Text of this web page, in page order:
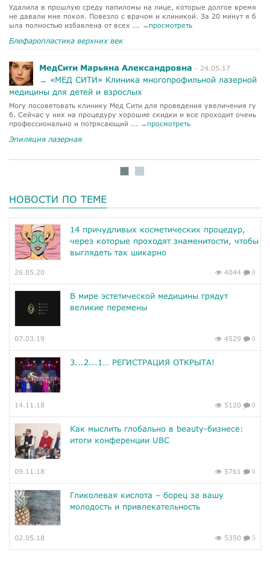
Удалила в прошлую среду папиломы на лице, которые долгое время
не давали мне покоя. Повезло с врачом и клиникой. За 20 минут я б
ыла полностью избавлена от всех ... → просмотреть
Блефаропластика верхних век
МедСити Марьяна Александровна - 24.05.17
→ «МЕД СИТИ» Клиника многопрофильной лазерной
медицины для детей и взрослых
Могу посоветовать клинику Мед Сити для проведения увеличения гу
б. Сейчас у них на процедуру хорошие скидки и все проходит очень
профессионально и потрясающий ... → просмотреть
Эпиляция лазерная
НОВОСТИ ПО ТЕМЕ
14 причудливых косметических процедур,
через которые проходят знаменитости, чтобы
выглядеть так шикарно
26.05.20 4044 0
В мире эстетической медицины грядут
великие перемены
07.03.19 4529 0
3...2...1… РЕГИСТРАЦИЯ ОТКРЫТА!
14.11.18 5120 0
Как мыслить глобально в beauty-бизнесе:
итоги конференции UBC
09.11.18 5761 0
Гликолевая кислота – борец за вашу
молодость и привлекательность
02.05.18 5350 5